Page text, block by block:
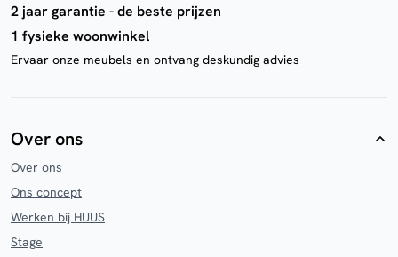
2 jaar garantie - de beste prijzen
1 fysieke woonwinkel
Ervaar onze meubels en ontvang deskundig advies
Over ons
Over ons
Ons concept
Werken bij HUUS
Stage